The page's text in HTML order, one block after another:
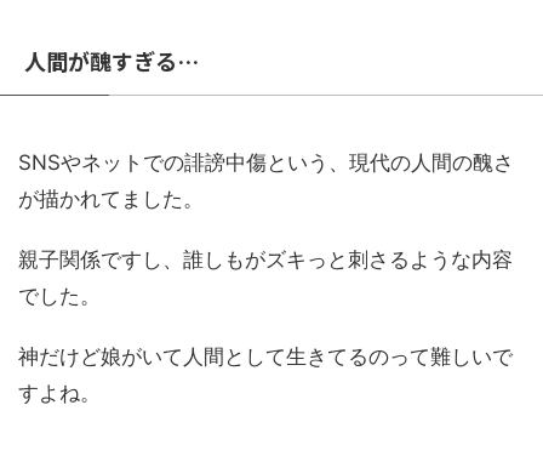
人間が醜すぎる…
SNSやネットでの誹謗中傷という、現代の人間の醜さ
が描かれてました。
親子関係ですし、誰しもがズキっと刺さるような内容
でした。
神だけど娘がいて人間として生きてるのって難しいで
すよね。